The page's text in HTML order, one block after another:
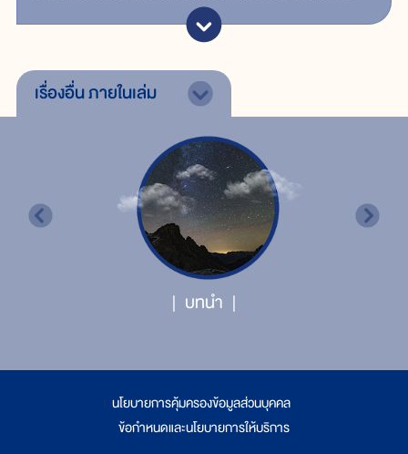
เรื่องอื่นภายในเล่ม
บทนำ
นโยบายการคุ้มครองข้อมูลส่วนบุคคล
ข้อกำหนดและนโยบายการให้บริการ